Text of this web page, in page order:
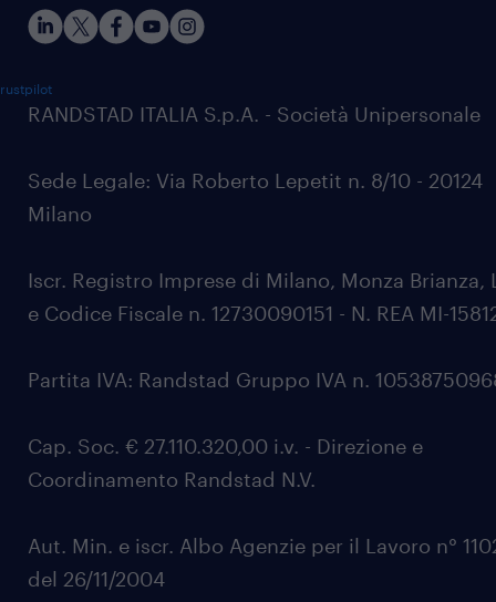
RANDSTAD ITALIA S.p.A. - Società Unipersonale
Sede Legale: Via Roberto Lepetit n. 8/10 - 20124
Milano
Iscr. Registro Imprese di Milano, Monza Brianza,
e Codice Fiscale n. 12730090151 - N. REA MI-
Partita IVA: Randstad Gruppo IVA n.
Cap. Soc. € 27.110.320,00 i.v. - Direzione e
Coordinamento Randstad N.V.
Aut. Min. e iscr. Albo Agenzie per il Lavoro n°
del 26/11/2004